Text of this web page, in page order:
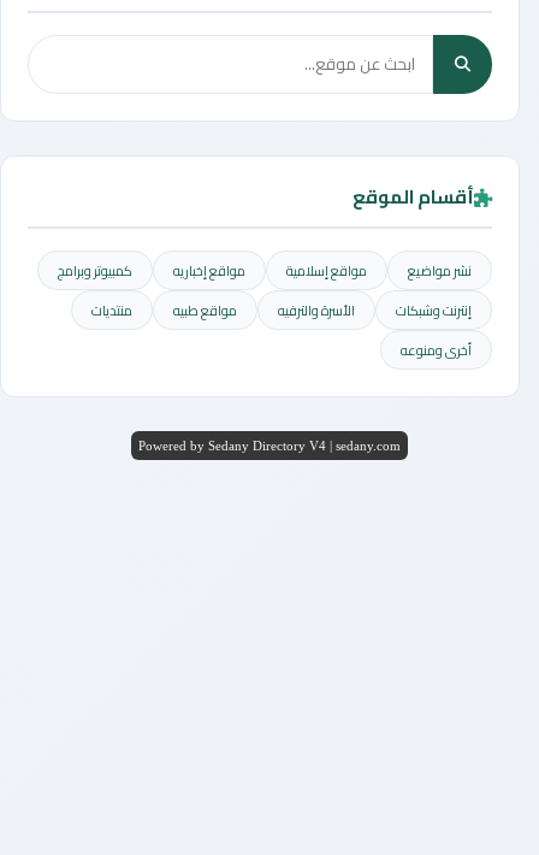
أقسام الموقع
نشر مواضيع مواقع إسلامية مواقع إخباريه
كمبيوتر وبرامج
إنترنت وشبكات
الأسرة والترفيه مواقع طبيه
منتديات
أخرى ومنوعه
Powered by Sedany Directory V4 | sedany.com